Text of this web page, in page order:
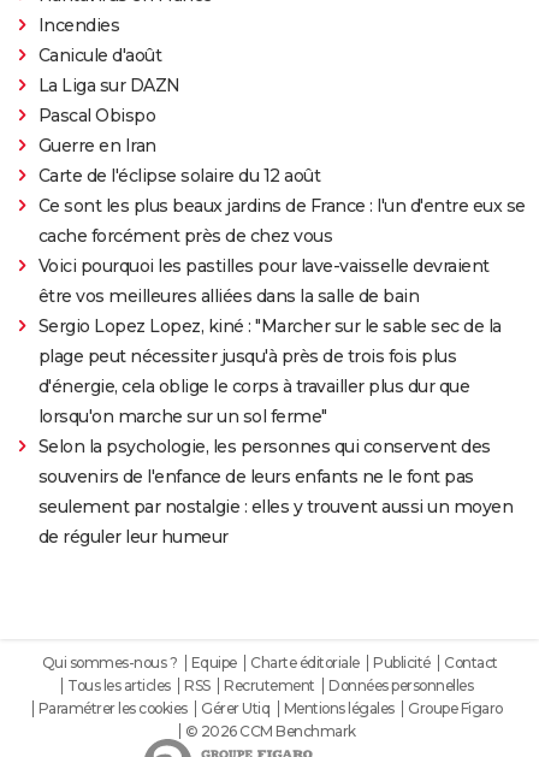
Incendies
Canicule d'août
La Liga sur DAZN
Pascal Obispo
Guerre en Iran
Carte de l'éclipse solaire du 12 août
Ce sont les plus beaux jardins de France : l'un d'entre eux se
cache forcément près de chez vous
Voici pourquoi les pastilles pour lave-vaisselle devraient
être vos meilleures alliées dans la salle de bain
Sergio Lopez Lopez, kiné : "Marcher sur le sable sec de la
plage peut nécessiter jusqu'à près de trois fois plus
d'énergie, cela oblige le corps à travailler plus dur que
lorsqu'on marche sur un sol ferme"
Selon la psychologie, les personnes qui conservent des
souvenirs de l'enfance de leurs enfants ne le font pas
seulement par nostalgie : elles y trouvent aussi un moyen
de réguler leur humeur
Qui sommes-nous ? Equipe Charte éditoriale Publicité
Contact
Tous les articles
RSS Recrutement
Données personnelles
Paramétrer les cookies
Gérer Utiq Mentions légales
Groupe Figaro
© 2026 CCM Benchmark